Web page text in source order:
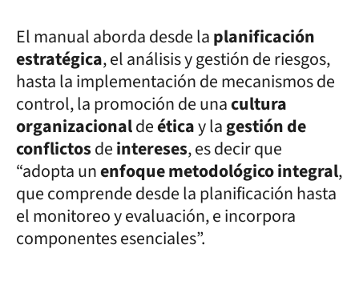
El manual aborda desde laplanificación
estratégica, el análisis y gestión de riesgos,
hasta la implementación de mecanismos de
control, la promoción de unacultura
organizacionaldeéticay lagestión de
conflictosdeintereses, es decir que
“adopta unenfoque metodológico integral,
que comprende desde la planificación hasta
el monitoreo y evaluación, e incorpora
componentes esenciales”.